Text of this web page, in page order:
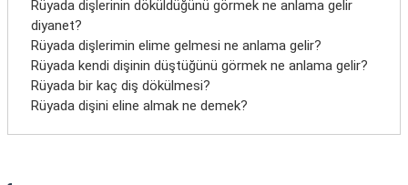
Rüyada dişlerinin döküldüğünü görmek ne anlama gelir
diyanet?
Rüyada dişlerimin elime gelmesi ne anlama gelir?
Rüyada kendi dişinin düştüğünü görmek ne anlama gelir?
Rüyada bir kaç diş dökülmesi?
Rüyada dişini eline almak ne demek?